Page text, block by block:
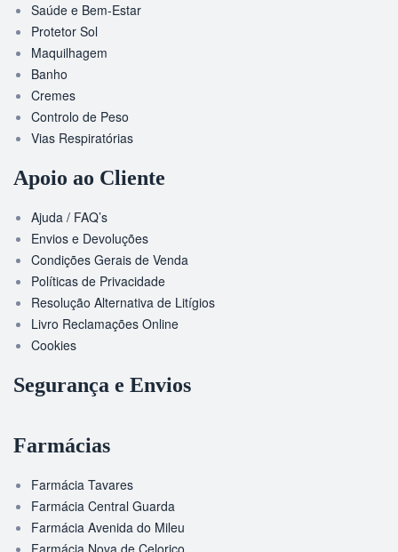
Saúde e Bem-Estar
Protetor Sol
Maquilhagem
Banho
Cremes
Controlo de Peso
Vias Respiratórias
Apoio ao Cliente
Ajuda / FAQ’s
Envios e Devoluções
Condições Gerais de Venda
Políticas de Privacidade
Resolução Alternativa de Litígios
Livro Reclamações Online
Cookies
Segurança e Envios
Farmácias
Farmácia Tavares
Farmácia Central Guarda
Farmácia Avenida do Mileu